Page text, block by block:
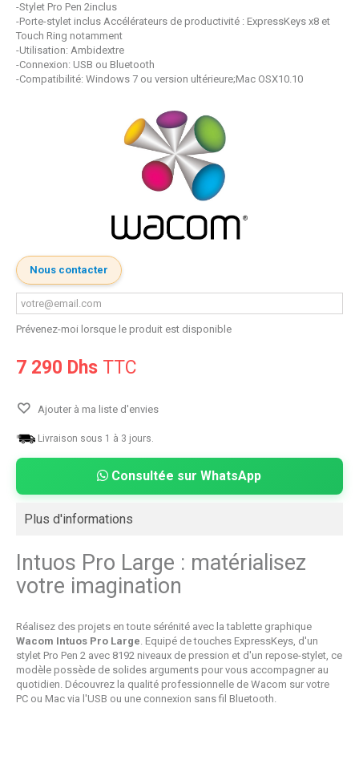
-Stylet Pro Pen 2inclus
-Porte-stylet inclus Accélérateurs de productivité : ExpressKeys x8 et
Touch Ring notamment
-Utilisation: Ambidextre
-Connexion: USB ou Bluetooth
-Compatibilité: Windows 7 ou version ultérieure;Mac OSX10.10
Nous contacter
Prévenez-moi lorsque le produit est disponible
7 290 Dhs TTC
Ajouter à ma liste d'envies
Livraison sous 1 à 3 jours.
Consultée sur WhatsApp
Plus d'informations
Intuos Pro Large : matérialisez
votre imagination
Réalisez des projets en toute sérénité avec la tablette graphique
Wacom Intuos Pro Large . Equipé de touches ExpressKeys, d'un
stylet Pro Pen 2 avec 8192 niveaux de pression et d'un repose-stylet, ce
modèle possède de solides arguments pour vous accompagner au
quotidien. Découvrez la qualité professionnelle de Wacom sur votre
PC ou Mac via l'USB ou une connexion sans fil Bluetooth.